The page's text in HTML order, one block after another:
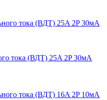
тока (ВДТ) 25A 2P 30мА